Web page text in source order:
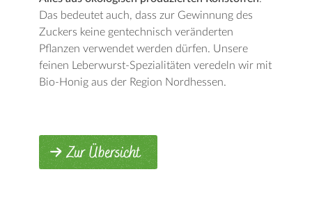
Das bedeutet auch, dass zur Gewinnung des
Zuckers keine gentechnisch veränderten
Pflanzen verwendet werden dürfen. Unsere
feinen Leberwurst-Spezialitäten veredeln wir mit
Bio-Honig aus der Region Nordhessen.
Zur Übersicht